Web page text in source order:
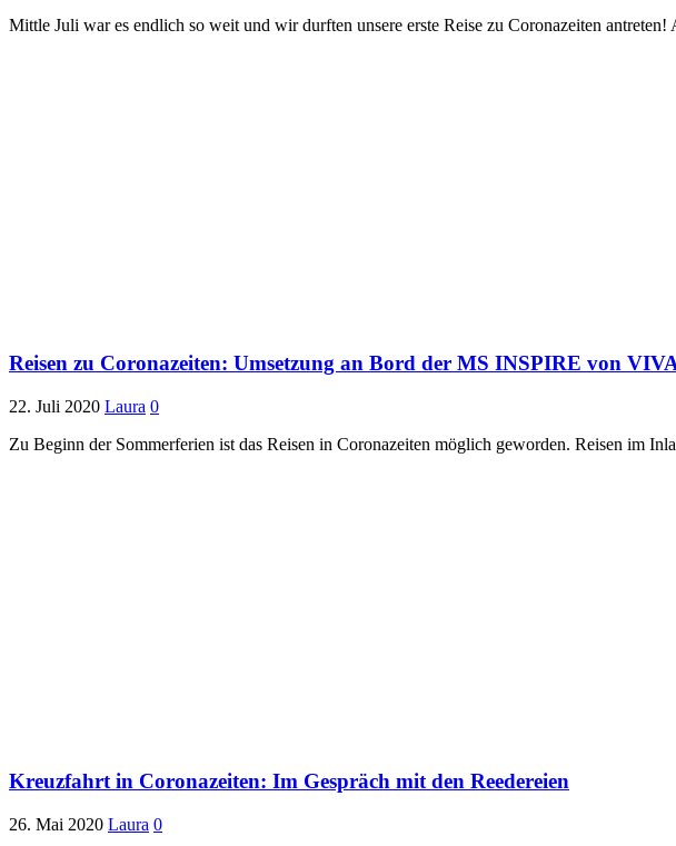
Mittle Juli war es endlich so weit und wir durften unsere erste Reise zu Coronazeiten
Reisen zu Coronazeiten: Umsetzung an Bord der MS INSPIRE von
22. Juli 2020 Laura 0
Zu Beginn der Sommerferien ist das Reisen in Coronazeiten möglich geworden. Reisen im
Kreuzfahrt in Coronazeiten: Im Gespräch mit den Reedereien
26. Mai 2020 Laura 0